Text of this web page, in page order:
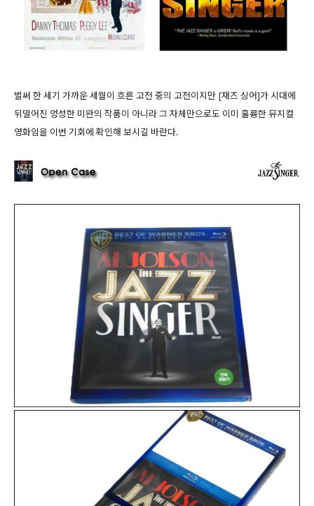
벌써 한 세기 가까운 세월이 흐른 고전 중의 고전이지만 [재즈 싱어]가 시대에
뒤떨어진 엉성한 미완의 작품이 아니라 그 자체만으로도 이미 훌륭한 뮤지컬
영화임을 이번 기회에 확인해 보시길 바란다.